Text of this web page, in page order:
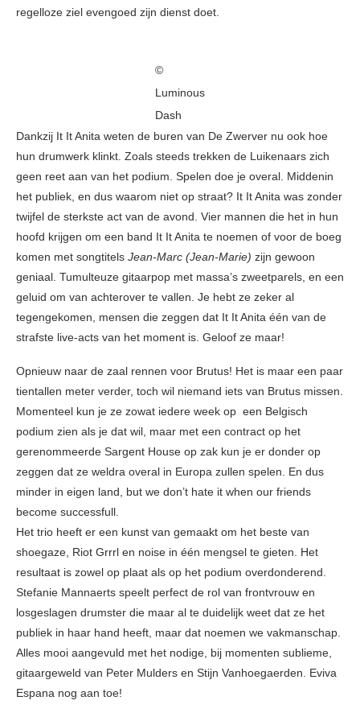
regelloze ziel evengoed zijn dienst doet.
©
Luminous
Dash
Dankzij It It Anita weten de buren van De Zwerver nu ook hoe
hun drumwerk klinkt. Zoals steeds trekken de Luikenaars zich
geen reet aan van het podium. Spelen doe je overal. Middenin
het publiek, en dus waarom niet op straat? It It Anita was zonder
twijfel de sterkste act van de avond. Vier mannen die het in hun
hoofd krijgen om een band It It Anita te noemen of voor de boeg
komen met songtitels Jean-Marc (Jean-Marie) zijn gewoon
geniaal. Tumulteuze gitaarpop met massa’s zweetparels, en een
geluid om van achterover te vallen. Je hebt ze zeker al
tegengekomen, mensen die zeggen dat It It Anita één van de
strafste live-acts van het moment is. Geloof ze maar!
Opnieuw naar de zaal rennen voor Brutus! Het is maar een paar
tientallen meter verder, toch wil niemand iets van Brutus missen.
Momenteel kun je ze zowat iedere week op een Belgisch
podium zien als je dat wil, maar met een contract op het
gerenommeerde Sargent House op zak kun je er donder op
zeggen dat ze weldra overal in Europa zullen spelen. En dus
minder in eigen land, but we don’t hate it when our friends
become successfull.
Het trio heeft er een kunst van gemaakt om het beste van
shoegaze, Riot Grrrl en noise in één mengsel te gieten. Het
resultaat is zowel op plaat als op het podium overdonderend.
Stefanie Mannaerts speelt perfect de rol van frontvrouw en
losgeslagen drumster die maar al te duidelijk weet dat ze het
publiek in haar hand heeft, maar dat noemen we vakmanschap.
Alles mooi aangevuld met het nodige, bij momenten sublieme,
gitaargeweld van Peter Mulders en Stijn Vanhoegaerden. Eviva
Espana nog aan toe!